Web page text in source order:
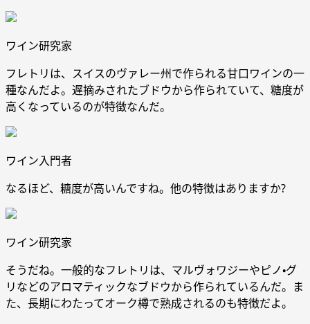
ワイン研究家
フレトリは、スイスのヴァレー州で作られる甘口ワインの一
種なんだよ。遅摘みされたブドウから作られていて、糖度が
高くなっているのが特徴なんだ。
ワイン入門者
なるほど、糖度が高いんですね。他の特徴はありますか?
ワイン研究家
そうだね。一般的なフレトリは、マルヴォワジーやピノ・グ
リなどのアロマティックなブドウから作られているんだ。ま
た、長期にわたってオーク樽で熟成されるのも特徴だよ。